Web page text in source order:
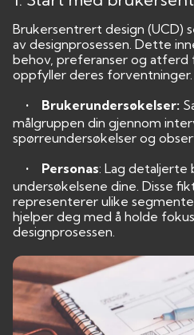
Brukersentrert design (UCD)
av designprosessen. Dette
behov, preferanser og atferd
oppfyller deres forventninger.
• Brukerundersøkelser:
målgruppen din gjennom
spørreundersøkelser og
• Personas: Lag detaljerte
undersøkelsene dine. Disse
representerer ulike
hjelper deg med å holde
designprosessen.